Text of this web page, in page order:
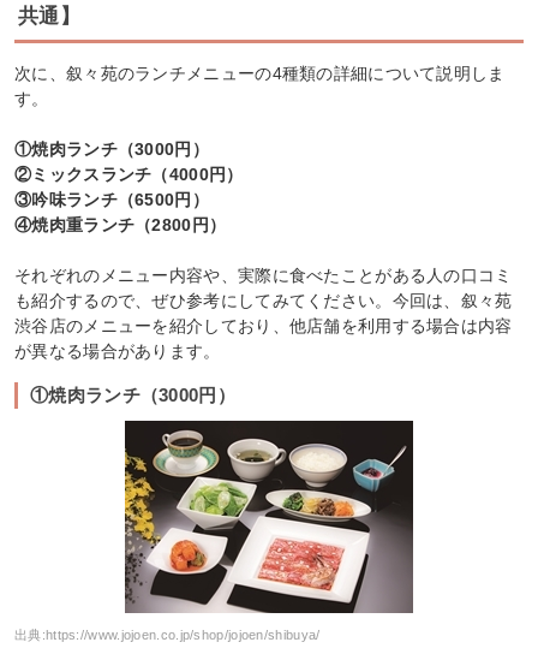
共通】
次に、叙々苑のランチメニューの4種類の詳細について説明しま
す。
①焼肉ランチ（3000円）
②ミックスランチ（4000円）
③吟味ランチ（6500円）
④焼肉重ランチ（2800円）
それぞれのメニュー内容や、実際に食べたことがある人の口コミ
も紹介するので、ぜひ参考にしてみてください。今回は、叙々苑
渋谷店のメニューを紹介しており、他店舗を利用する場合は内容
が異なる場合があります。
①焼肉ランチ（3000円）
出典: https://www.jojoen.co.jp/shop/jojoen/shibuya/